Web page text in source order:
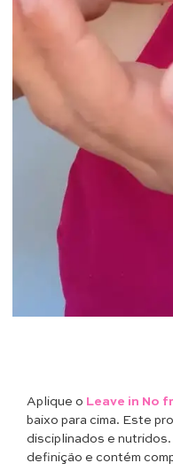
Aplique o Leave in No
baixo para cima. Este
disciplinados e
definição e contém